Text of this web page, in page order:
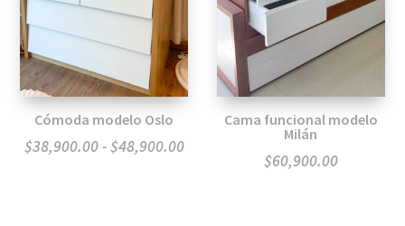
Cómoda modelo Oslo
$38,900.00-$48,900.00Rango
Cama funcional modelo
Milán
$60,900.00